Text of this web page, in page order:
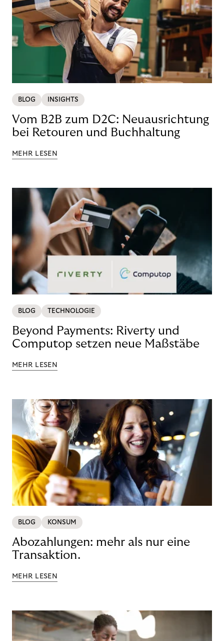
BLOG INSIGHTS
Vom B2B zum D2C: Neuausrichtung
bei Retouren und Buchhaltung
MEHR LESEN
BLOG TECHNOLOGIE
Beyond Payments: Riverty und
Computop setzen neue Maßstäbe
MEHR LESEN
BLOG KONSUM
Abozahlungen: mehr als nur eine
Transaktion.
MEHR LESEN